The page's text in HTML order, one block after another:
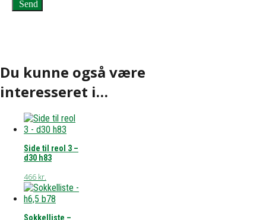
Du kunne også være
interesseret i…
Side til reol 3 –
d30 h83
466 kr.
Sokkelliste –